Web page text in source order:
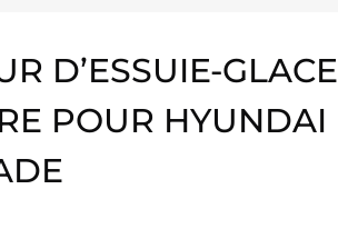
D’ESSUIE-GLACE
POUR HYUNDAI